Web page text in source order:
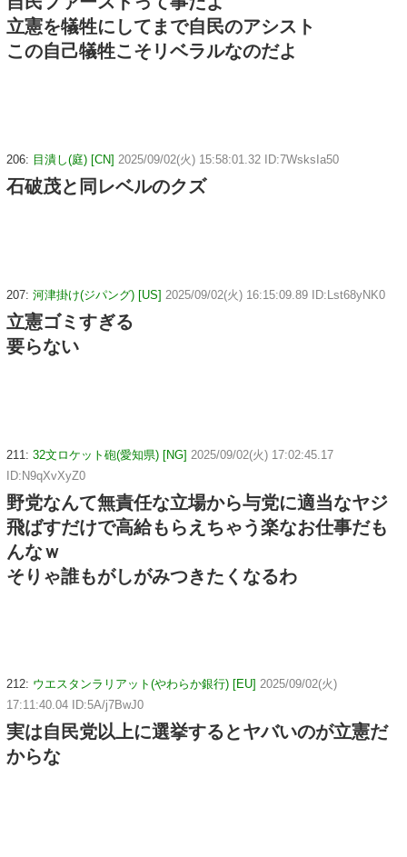
立憲を犠牲にしてまで自民のアシスト
この自己犠牲こそリベラルなのだよ
206: 目潰し(庭) [CN] 2025/09/02(火) 15:58:01.32 ID:7WsksIa50
石破茂と同レベルのクズ
207: 河津掛け(ジパング) [US] 2025/09/02(火) 16:15:09.89 ID:Lst68yNK0
立憲ゴミすぎる
要らない
211: 32文ロケット砲(愛知県) [NG] 2025/09/02(火) 17:02:45.17
ID:N9qXvXyZ0
野党なんて無責任な立場から与党に適当なヤジ
飛ばすだけで高給もらえちゃう楽なお仕事だも
んなｗ
そりゃ誰もがしがみつきたくなるわ
212: ウエスタンラリアット(やわらか銀行) [EU] 2025/09/02(火)
17:11:40.04 ID:5A/j7BwJ0
実は自民党以上に選挙するとヤバいのが立憲だ
からな